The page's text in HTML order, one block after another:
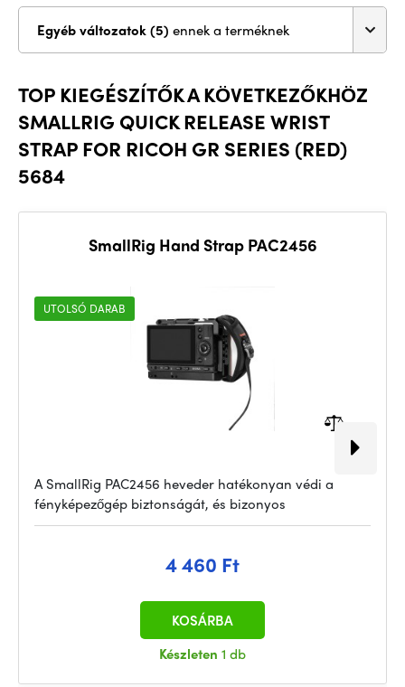
Egyéb változatok (5) ennek a terméknek
TOP KIEGÉSZÍTŐK A KÖVETKEZŐKHÖZ
SMALLRIG QUICK RELEASE WRIST
STRAP FOR RICOH GR SERIES (RED)
5684
SmallRig Hand Strap PAC2456
UTOLSÓ DARAB
A SmallRig PAC2456 heveder hatékonyan védi a
fényképezőgép biztonságát, és bizonyos
4 460 Ft
Készleten 1 db
KOSÁRBA